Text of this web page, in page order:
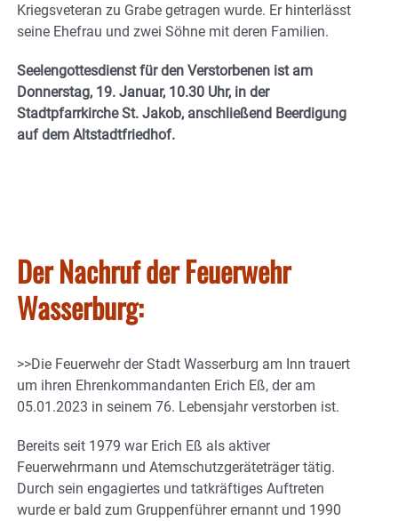
Kriegsveteran zu Grabe getragen wurde. Er hinterlässt
seine Ehefrau und zwei Söhne mit deren Familien.
Seelengottesdienst für den Verstorbenen ist am
Donnerstag, 19. Januar, 10.30 Uhr, in der
Stadtpfarrkirche St. Jakob, anschließend Beerdigung
auf dem Altstadtfriedhof.
Der Nachruf der Feuerwehr
Wasserburg:
>>Die Feuerwehr der Stadt Wasserburg am Inn trauert
um ihren Ehrenkommandanten Erich Eß, der am
05.01.2023 in seinem 76. Lebensjahr verstorben ist.
Bereits seit 1979 war Erich Eß als aktiver
Feuerwehrmann und Atemschutzgeräteträger tätig.
Durch sein engagiertes und tatkräftiges Auftreten
wurde er bald zum Gruppenführer ernannt und 1990